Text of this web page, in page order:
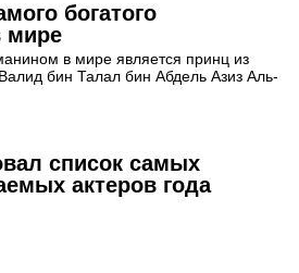
богатого
мире
в мире является принц из
бин Талал бин Абдель Азиз Аль-
список самых
актеров года